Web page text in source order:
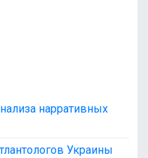
нарративных
Украины